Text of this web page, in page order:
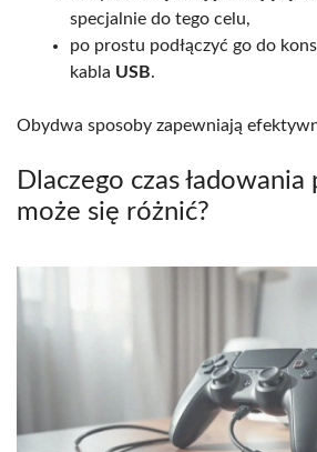
specjalnie do tego celu,
po prostu podłączyć go do
kabla USB.
Obydwa sposoby zapewniają
Dlaczego czas ładowania
może się różnić?